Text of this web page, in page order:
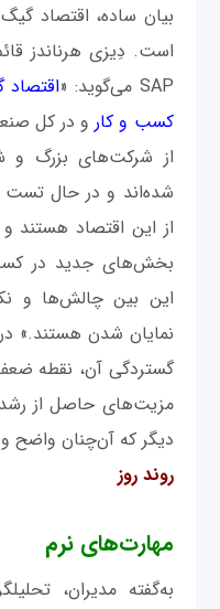
‌بیان ساده، اقتصاد
است. دِیزی هرناندز
SAP می‌گوید: «
کسب ‌و کارو در کل
از شرکت‌های بزرگ و
شده‌اند و در حال
از این اقتصاد هستند
بخش‌های جدید در کسب
این بین چالش‌ها و
نمایان شدن هستند.»
گستردگی آن، نقطه
مزیت‌های حاصل از
دیگر که آن‌چنان واضح
روند روز
مهارت‌های نرم
به‌گفته مدیران،